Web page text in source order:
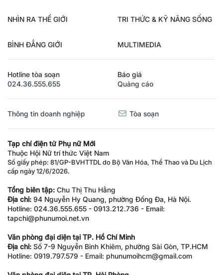
NHÌN RA THẾ GIỚI TRI THỨC & KỸ NĂNG SỐNG
BÌNH ĐẲNG GIỚI MULTIMEDIA
Hotline tòa soạn
024.36.555.655
Báo giá
Quảng cáo
Thông tin doanh nghiệp Tòa soạn
Tạp chí điện tử Phụ nữ Mới
Thuộc Hội Nữ trí thức Việt Nam
Số giấy phép: 81/GP-BVHTTDL do Bộ Văn Hóa, Thể Thao và Du Lịch
cấp ngày 12/6/2026.
Tổng biên tập: Chu Thị Thu Hằng
Địa chỉ: 94 Nguyễn Hy Quang, phường Đống Đa, Hà Nội.
Hotline: 024.36.555.655 - 0913.212.736 - Email:
tapchi@phunumoi.net.vn
Văn phòng đại diện tại TP. Hồ Chí Minh
Địa chỉ: Số 7-9 Nguyễn Bỉnh Khiêm, phường Sài Gòn, TP.HCM
Hotline: 0919.797.579 - Email: phunumoihcm@gmail.com